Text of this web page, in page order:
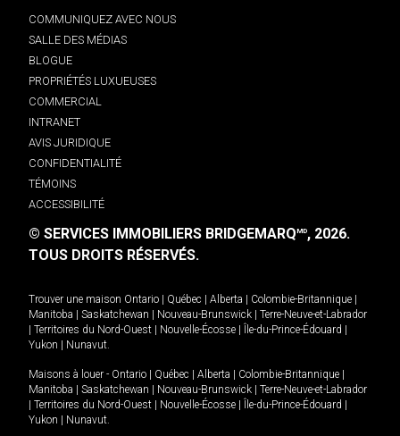
COMMUNIQUEZ AVEC NOUS
SALLE DES MÉDIAS
BLOGUE
PROPRIÉTÉS LUXUEUSES
COMMERCIAL
INTRANET
AVIS JURIDIQUE
CONFIDENTIALITÉ
TÉMOINS
ACCESSIBILITÉ
© SERVICES IMMOBILIERS BRIDGEMARQMD, 2026.
TOUS DROITS RÉSERVÉS.
Trouver une maison Ontario Québec Alberta Colombie-Britannique
Manitoba
Saskatchewan Nouveau-Brunswick
Terre-Neuve-et-Labrador
Territoires du Nord-Ouest Nouvelle-Écosse Île-du-Prince-Édouard
Yukon
Nunavut.
Maisons à louer - Ontario Québec Alberta Colombie-Britannique
Manitoba
Saskatchewan Nouveau-Brunswick
Terre-Neuve-et-Labrador
Territoires du Nord-Ouest Nouvelle-Écosse Île-du-Prince-Édouard
Yukon
Nunavut.